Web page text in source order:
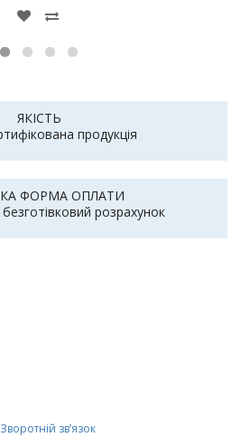
ЯКІСТЬ
продукція
ФОРМА ОПЛАТИ
розрахунок
Зворотній зв’язок